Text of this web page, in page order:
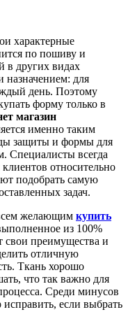
характерные
по пошиву и
в других видах
назначением: для
день. Поэтому
форму только в
магазин
именно таким
защиты и формы для
Специалисты всегда
относительно
подобрать самую
задач.
желающим купить
из 100%
свои преимущества и
отличную
Ткань хорошо
что так важно для
Среди минусов
исправить, если выбрать